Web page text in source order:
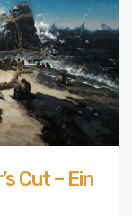
Cut – Ein